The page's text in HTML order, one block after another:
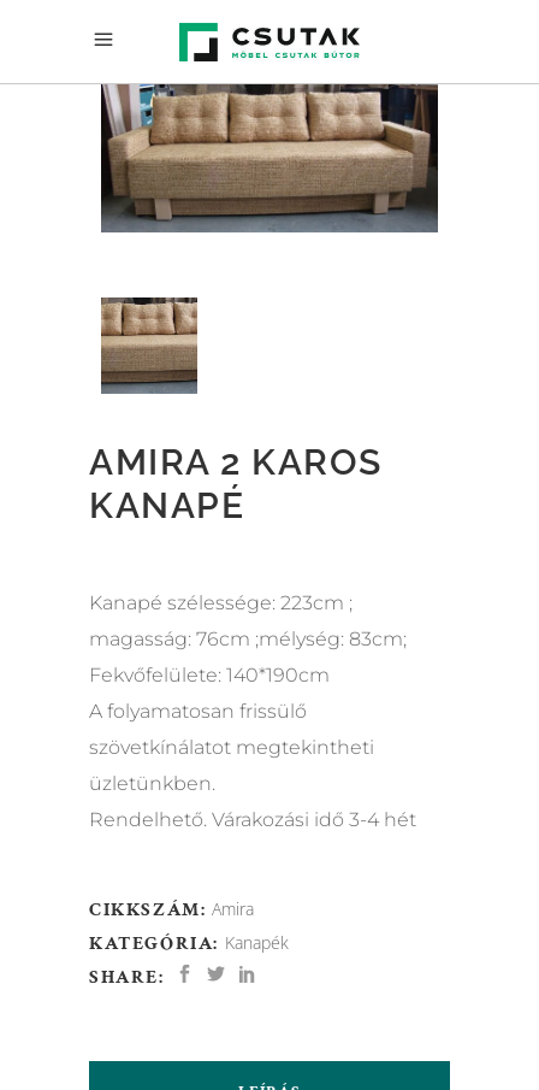
AMIRA 2 KAROS
KANAPÉ
Kanapé szélessége: 223cm ;
magasság: 76cm ;mélység: 83cm;
Fekvőfelülete: 140*190cm
A folyamatosan frissülő
szövetkínálatot megtekintheti
üzletünkben.
Rendelhető. Várakozási idő 3-4 hét
CIKKSZÁM: Amira
KATEGÓRIA: Kanapék
SHARE: